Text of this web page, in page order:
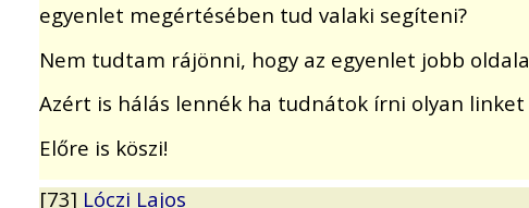
egyenlet megértésében tud valaki segíteni?
Nem tudtam rájönni, hogy az egyenlet jobb
Azért is hálás lennék ha tudnátok írni olyan
Előre is köszi!
[73] Lóczi Lajos